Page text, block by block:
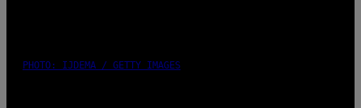
PHOTO: IJDEMA / GETTY IMAGES